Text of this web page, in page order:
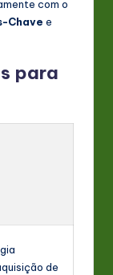
com o
Chave e
para
de